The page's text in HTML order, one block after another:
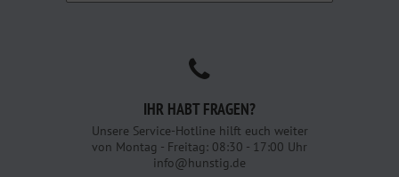
IHR HABT FRAGEN?
Unsere Service-Hotline hilft euch weiter
von Montag - Freitag: 08:30 - 17:00 Uhr
info@hunstig.de